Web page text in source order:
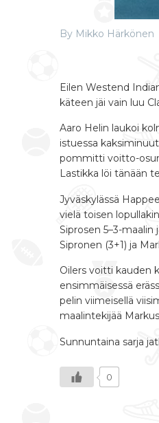
By Mikko Härkönen
Eilen Westend
käteen jäi vain luu
Aaro Helin laukoi
istuessa
pommitti voitto-
Lastikka löi tänään
Jyväskylässä
vielä toisen
Siprosen 5–3-
Sipronen (3+1) ja
Oilers voitti kauden
ensimmäisessä
pelin viimeisellä
maalintekijää
Sunnuntaina sarja
0